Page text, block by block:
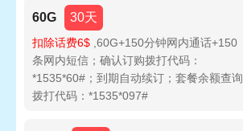
60G 30天
扣除话费6$ ,60G+150分钟网内通话+150
条网内短信；确认订购拨打代码：
*1535*60#；到期自动续订；套餐余额查询
拨打代码：*1535*097#